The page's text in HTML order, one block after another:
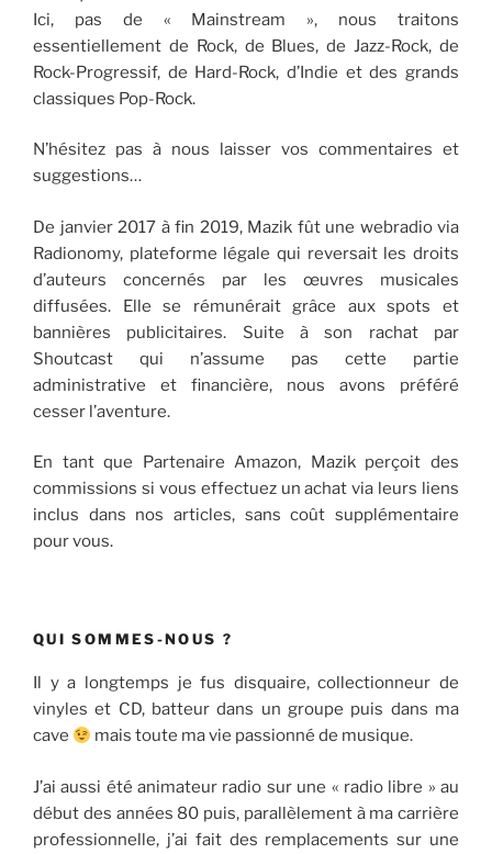
Ici, pas de « Mainstream », nous traitons
essentiellement de Rock, de Blues, de Jazz-Rock, de
Rock-Progressif, de Hard-Rock, d’Indie et des grands
classiques Pop-Rock.
N’hésitez pas à nous laisser vos commentaires et
suggestions…
De janvier 2017 à fin 2019, Mazik fût une webradio via
Radionomy, plateforme légale qui reversait les droits
d’auteurs concernés par les œuvres musicales
diffusées. Elle se rémunérait grâce aux spots et
bannières publicitaires. Suite à son rachat par
Shoutcast qui n’assume pas cette partie
administrative et financière, nous avons préféré
cesser l’aventure.
En tant que Partenaire Amazon, Mazik perçoit des
commissions si vous effectuez un achat via leurs liens
inclus dans nos articles, sans coût supplémentaire
pour vous.
QUI SOMMES-NOUS ?
Il y a longtemps je fus disquaire, collectionneur de
vinyles et CD, batteur dans un groupe puis dans ma
cave
mais toute ma vie passionné de musique.
J’ai aussi été animateur radio sur une « radio libre » au
début des années 80 puis, parallèlement à ma carrière
professionnelle, j’ai fait des remplacements sur une